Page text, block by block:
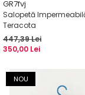
GR7fvj
Salopetă
Teracota
447,39 Lei
350,00 Lei
NOU